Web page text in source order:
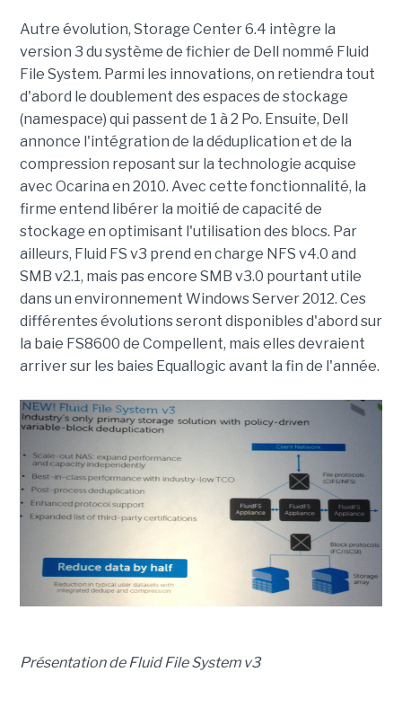
Autre évolution, Storage Center 6.4 intègre la
version 3 du système de fichier de Dell nommé Fluid
File System. Parmi les innovations, on retiendra tout
d'abord le doublement des espaces de stockage
(namespace) qui passent de 1 à 2 Po. Ensuite, Dell
annonce l'intégration de la déduplication et de la
compression reposant sur la technologie acquise
avec Ocarina en 2010. Avec cette fonctionnalité, la
firme entend libérer la moitié de capacité de
stockage en optimisant l'utilisation des blocs. Par
ailleurs, Fluid FS v3 prend en charge NFS v4.0 and
SMB v2.1, mais pas encore SMB v3.0 pourtant utile
dans un environnement Windows Server 2012. Ces
différentes évolutions seront disponibles d'abord sur
la baie FS8600 de Compellent, mais elles devraient
arriver sur les baies Equallogic avant la fin de l'année.
Présentation de Fluid File System v3